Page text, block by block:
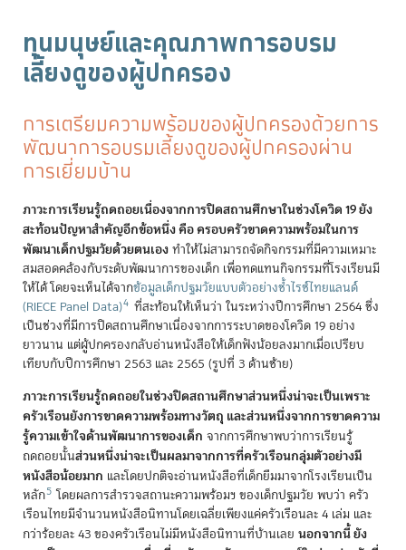
ทุนมนุษย์และคุณภาพการอบรม
เลี้ยงดูของผู้ปกครอง
การเตรียมความพร้อมของผู้ปกครองด้วยการ
พัฒนาการอบรมเลี้ยงดูของผู้ปกครองผ่าน
การเยี่ยมบ้าน
ภาวะการเรียนรู้ถดถอยเนื่องจากการปิดสถานศึกษาในช่วงโควิด 19 ยัง
สะท้อนปัญหาสำคัญอีกข้อหนึ่ง คือ ครอบครัวขาดความพร้อมในการ
พัฒนาเด็กปฐมวัยด้วยตนเองทำให้ไม่สามารถจัดกิจกรรมที่มีความเหมาะ
สมสอดคล้องกับระดับพัฒนาการของเด็ก เพื่อทดแทนกิจกรรมที่โรงเรียนมี
ให้ได้ โดยจะเห็นได้จากข้อมูลเด็กปฐมวัยแบบตัวอย่างซ้ำไรซ์ไทยแลนด์
(RIECE Panel Data)4 ที่สะท้อนให้เห็นว่า ในระหว่างปีการศึกษา 2564 ซึ่ง
เป็นช่วงที่มีการปิดสถานศึกษาเนื่องจากการระบาดของโควิด 19 อย่าง
ยาวนาน แต่ผู้ปกครองกลับอ่านหนังสือให้เด็กฟังน้อยลงมากเมื่อเปรียบ
เทียบกับปีการศึกษา 2563 และ 2565 (รูปที่ 3 ด้านซ้าย)
ภาวะการเรียนรู้ถดถอยในช่วงปิดสถานศึกษาส่วนหนึ่งน่าจะเป็นเพราะ
ครัวเรือนยังการขาดความพร้อมทางวัตถุ และส่วนหนึ่งจากการขาดความ
รู้ความเข้าใจด้านพัฒนาการของเด็ก จากการศึกษาพบว่าการเรียนรู้
ถดถอยนั้นส่วนหนึ่งน่าจะเป็นผลมาจากการที่ครัวเรือนกลุ่มตัวอย่างมี
หนังสือน้อยมาก และโดยปกติจะอ่านหนังสือที่เด็กยืมมาจากโรงเรียนเป็น
หลัก5 โดยผลการสำรวจสถานะความพร้อมฯ ของเด็กปฐมวัย พบว่า ครัว
เรือนไทยมีจำนวนหนังสือนิทานโดยเฉลี่ยเพียงแค่ครัวเรือนละ 4 เล่ม และ
กว่าร้อยละ 43 ของครัวเรือนไม่มีหนังสือนิทานที่บ้านเลย นอกจากนี้ ยัง